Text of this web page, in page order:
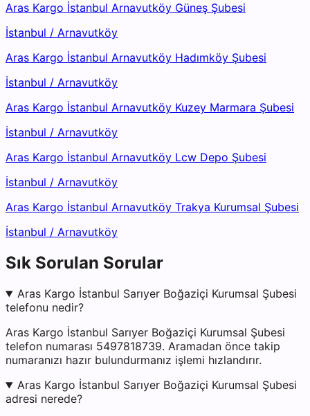
Aras Kargo İstanbul Arnavutköy Güneş Şubesi
İstanbul / Arnavutköy
Aras Kargo İstanbul Arnavutköy Hadımköy Şubesi
İstanbul / Arnavutköy
Aras Kargo İstanbul Arnavutköy Kuzey Marmara Şubesi
İstanbul / Arnavutköy
Aras Kargo İstanbul Arnavutköy Lcw Depo Şubesi
İstanbul / Arnavutköy
Aras Kargo İstanbul Arnavutköy Trakya Kurumsal Şubesi
İstanbul / Arnavutköy
Sık Sorulan Sorular
Aras Kargo İstanbul Sarıyer Boğaziçi Kurumsal Şubesi
telefonu nedir?
Aras Kargo İstanbul Sarıyer Boğaziçi Kurumsal Şubesi
telefon numarası 5497818739. Aramadan önce takip
numaranızı hazır bulundurmanız işlemi hızlandırır.
Aras Kargo İstanbul Sarıyer Boğaziçi Kurumsal Şubesi
adresi nerede?